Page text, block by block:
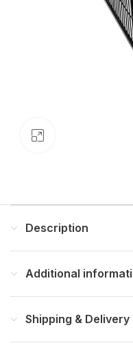
Description
Additional
Shipping & Delivery